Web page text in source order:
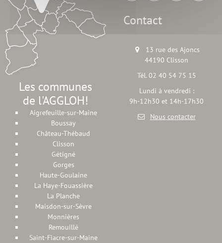
Les communes
de l'AGGLOH!
Aigrefeuille-sur-Maine
Boussay
Château-Thébaud
Clisson
Gétigné
Gorges
Haute-Goulaine
La Haye-Fouassière
La Planche
Maisdon-sur-Sèvre
Monnières
Remouillé
Saint-Fiacre-sur-Maine
Contact
13 rue des Ajoncs
44190 Clisson
Tél. 02 40 54 75 15
Lundi à vendredi :
9h-12h30 et 14h-17h30
Nous contacter